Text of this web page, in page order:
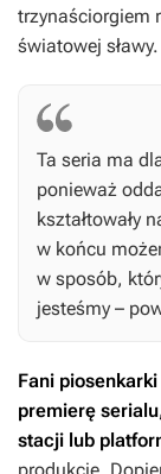
trzynaściorgiem
światowej sławy.
Ta seria ma
ponieważ
kształtowały
w końcu
w sposób,
jesteśmy –
Fani
premierę
stacji lub